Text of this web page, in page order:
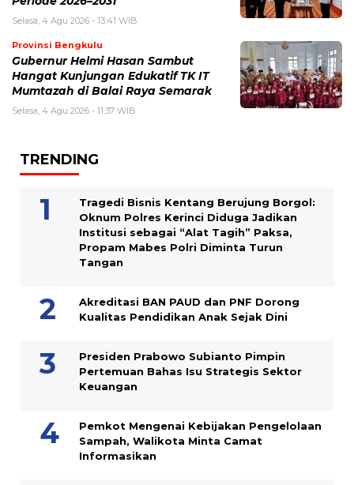
Selasa, 4 Agu 2026 - 13:41 WIB
Provinsi Bengkulu
Gubernur Helmi Hasan Sambut
Hangat Kunjungan Edukatif TK IT
Mumtazah di Balai Raya Semarak
Selasa, 4 Agu 2026 - 11:37 WIB
TRENDING
Tragedi Bisnis Kentang Berujung Borgol:
Oknum Polres Kerinci Diduga Jadikan
Institusi sebagai “Alat Tagih” Paksa,
Propam Mabes Polri Diminta Turun
Tangan
Akreditasi BAN PAUD dan PNF Dorong
Kualitas Pendidikan Anak Sejak Dini
Presiden Prabowo Subianto Pimpin
Pertemuan Bahas Isu Strategis Sektor
Keuangan
Pemkot Mengenai Kebijakan Pengelolaan
Sampah, Walikota Minta Camat
Informasikan